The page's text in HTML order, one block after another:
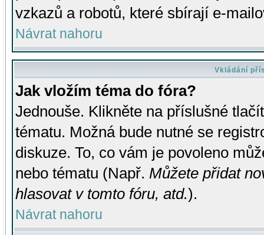
vzkazů a robotů, které sbírají e-
Návrat nahoru
Vkládání
Jak vložím téma do fóra?
Jednouše. Klikněte na příslušné
tématu. Možná bude nutné se
diskuze. To, co vám je povoleno
nebo tématu (Např. Můžete přidat
hlasovat v tomto fóru, atd.).
Návrat nahoru